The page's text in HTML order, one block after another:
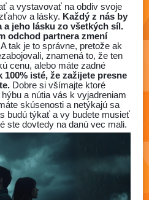
a vystavovať na obdiv svoje
a lásky. Každý z nás by
jeho lásku zo všetkých síl.
odchod partnera zmení
A tak je to správne, pretože ak
znamená to, že ten
cenu, alebo máte zadné
100% isté, že zažijete presne
Dobre si všímajte ktoré
a nútia vás k vyjadreniam
skúsenosti a netýkajú sa
budú týkať a vy budete musieť
ste dovtedy na danú vec mali.